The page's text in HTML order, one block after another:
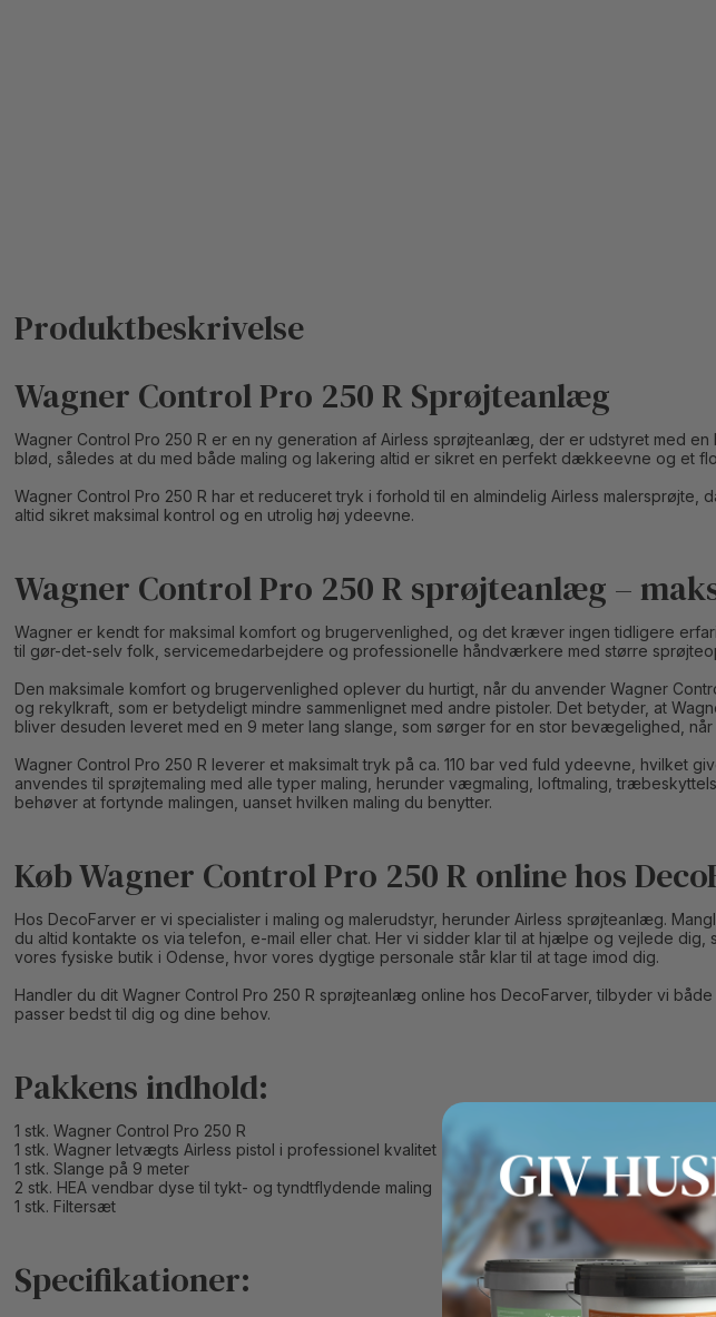
Wagner Control Pro 250 R Sprøjteanlæg
Wagner Control Pro 250 R er en ny generation af Airless sprøjteanlæg, der er udstyret med
blød, således at du med både maling og lakering altid er sikret en perfekt dækkeevne og et
Wagner Control Pro 250 R har et reduceret tryk i forhold til en almindelig Airless
altid sikret maksimal kontrol og en utrolig høj ydeevne.
Wagner Control Pro 250 R sprøjteanlæg –
Wagner er kendt for maksimal komfort og brugervenlighed, og det kræver ingen tidligere
til gør-det-selv folk, servicemedarbejdere og professionelle håndværkere med større
Den maksimale komfort og brugervenlighed oplever du hurtigt, når du anvender Wagner
og rekylkraft, som er betydeligt mindre sammenlignet med andre pistoler. Det betyder, at
bliver desuden leveret med en 9 meter lang slange, som sørger for en stor bevægelighed, når
Wagner Control Pro 250 R leverer et maksimalt tryk på ca. 110 bar ved fuld ydeevne, hvilket
anvendes til sprøjtemaling med alle typer maling, herunder vægmaling, loftmaling,
behøver at fortynde malingen, uanset hvilken maling du benytter.
Køb Wagner Control Pro 250 R online hos
Hos DecoFarver er vi specialister i maling og malerudstyr, herunder Airless sprøjteanlæg.
du altid kontakte os via telefon, e-mail eller chat. Her vi sidder klar til at hjælpe og vejlede
vores fysiske butik i Odense, hvor vores dygtige personale står klar til at tage imod dig.
Handler du dit Wagner Control Pro 250 R sprøjteanlæg online hos DecoFarver, tilbyder vi
passer bedst til dig og dine behov.
Pakkens indhold:
1 stk. Wagner Control Pro 250 R
1 stk. Wagner letvægts Airless pistol i professionel kvalitet
1 stk. Slange på 9 meter
2 stk. HEA vendbar dyse til tykt- og tyndtflydende maling
1 stk. Filtersæt
Specifikationer: